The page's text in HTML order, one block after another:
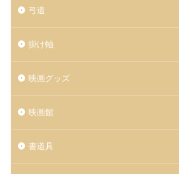
弓道
掛け軸
映画グッズ
映画館
書道具